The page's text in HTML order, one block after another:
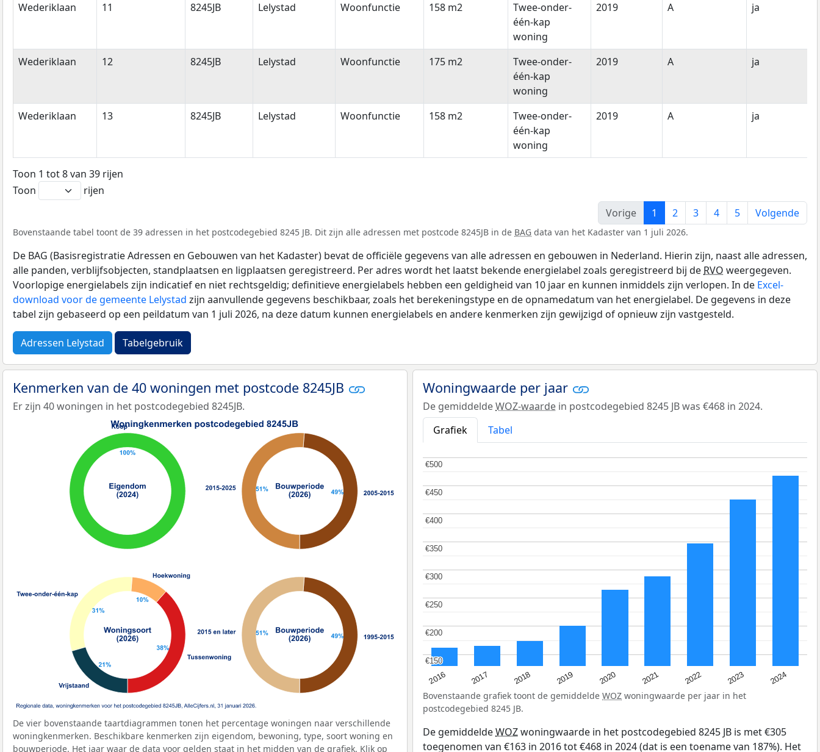
Wederiklaan 11 8245JB Lelystad Woonfunctie 158 m2
Twee-onder-
één-kap
woning
2019 A ja
Wederiklaan 12 8245JB Lelystad Woonfunctie 175 m2
Twee-onder-
één-kap
woning
2019 A ja
Wederiklaan 13 8245JB Lelystad Woonfunctie 158 m2
Twee-onder-
één-kap
woning
2019 A ja
Toon 1 tot 8 van 39 rijen
Toon
rijen
Vorige
1 2 3 4 5 Volgende
Bovenstaande tabel toont de 39 adressen in het postcodegebied 8245 JB. Dit zijn alle adressen met postcode 8245JB in de BAG data van het Kadaster van 1 juli 2026.
De BAG (Basisregistratie Adressen en Gebouwen van het Kadaster) bevat de officiële gegevens van alle adressen en gebouwen in Nederland. Hierin zijn, naast alle adressen,
alle panden, verblijfsobjecten, standplaatsen en ligplaatsen geregistreerd. Per adres wordt het laatst bekende energielabel zoals geregistreerd bij de RVO weergegeven.
Voorlopige energielabels zijn indicatief en niet rechtsgeldig; definitieve energielabels hebben een geldigheid van 10 jaar en kunnen inmiddels zijn verlopen. In de Excel-
download voor de gemeente Lelystad zijn aanvullende gegevens beschikbaar, zoals het berekeningstype en de opnamedatum van het energielabel. De gegevens in deze
tabel zijn gebaseerd op een peildatum van 1 juli 2026, na deze datum kunnen energielabels en andere kenmerken zijn gewijzigd of opnieuw zijn vastgesteld.
Adressen Lelystad Tabelgebruik
Kenmerken van de 40 woningen met postcode 8245JB
Er zijn 40 woningen in het postcodegebied 8245JB.
De vier bovenstaande taartdiagrammen tonen het percentage woningen naar verschillende
woningkenmerken. Beschikbare kenmerken zijn eigendom, bewoning, type, soort woning en
bouwperiode. Het jaar waar de data voor gelden staat in het midden van de grafiek. Klik op
Woningwaarde per jaar
De gemiddeldeWOZ-waarde in postcodegebied 8245 JB was €468 in 2024.
Grafiek
Tabel
2016 2017 2018 2019 2020 2021 2022 2023 2024
€150
€150
€200
€200
€250
€250
€300
€300
€350
€350
€400
€400
€450
€450
€500
€500
Bovenstaande grafiek toont de gemiddelde WOZ woningwaarde per jaar in het
postcodegebied 8245 JB.
De gemiddeldeWOZwoningwaarde in het postcodegebied 8245 JB is met €305
toegenomen van €163 in 2016 tot €468 in 2024 (dat is een toename van 187%). Het